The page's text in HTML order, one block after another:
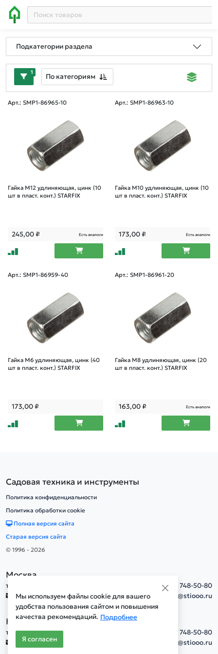
Подкатегории раздела
1 По категориям
Арт.: SMP1-86965-10
Гайка М12 удлиняющая, цинк (10
шт в пласт. конт.) STARFIX
245,00₽ Есть аналоги
Арт.: SMP1-86963-10
Гайка М10 удлиняющая, цинк (10
шт в пласт. конт.) STARFIX
173,00₽ Есть аналоги
Арт.: SMP1-86959-40
Гайка М6 удлиняющая, цинк (40
шт в пласт. конт.) STARFIX
173,00₽
Арт.: SMP1-86961-20
Гайка М8 удлиняющая, цинк (20
шт в пласт. конт.) STARFIX
163,00₽ Есть аналоги
Мы используем файлы cookie для вашего
удобства пользования сайтом и повышения
качества рекомендаций. Подробнее
Я согласен
Садовая техника и инструменты
Политика конфиденциальности
Политика обработки cookie
Полная версия сайта
Старая версия сайта
© 1996 - 2026
Москва
тел.
+7(495) 748-50-80
info@stiooo.ru
Новосибирск
тел.
+7(495) 748-50-80
info@stiooo.ru